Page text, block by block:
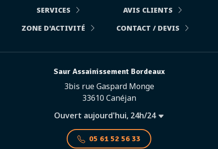
SERVICES
AVIS CLIENTS
ZONE D'ACTIVITÉ
CONTACT / DEVIS
Saur Assainissement Bordeaux
3bis rue Gaspard Monge
33610 Canéjan
Ouvert aujourd'hui, 24h/24
05 61 52 56 33